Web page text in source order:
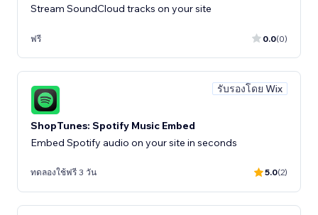
Stream SoundCloud tracks on your site
ฟรี 0.0(0)
รับรองโดย Wix
ShopTunes: Spotify Music Embed
Embed Spotify audio on your site in seconds
ทดลองใช้ฟรี 3 วัน 5.0(2)